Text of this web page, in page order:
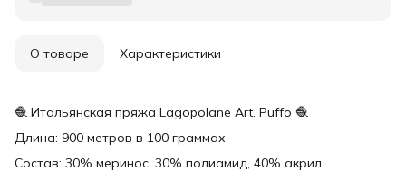
О товаре Характеристики
🧶 Итальянская пряжа Lagopolane Art. Puffo 🧶
Длина: 900 метров в 100 граммах
Состав: 30% меринос, 30% полиамид, 40% акрил